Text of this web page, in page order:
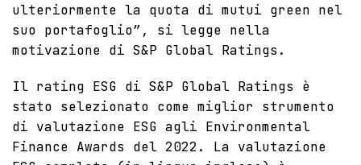
ulteriormente la quota di mutui green nel
suo portafoglio”, si legge nella
motivazione di S&P Global Ratings.
Il rating ESG di S&P Global Ratings è
stato selezionato come miglior strumento
di valutazione ESG agli Environmental
Finance Awards del 2022. La valutazione